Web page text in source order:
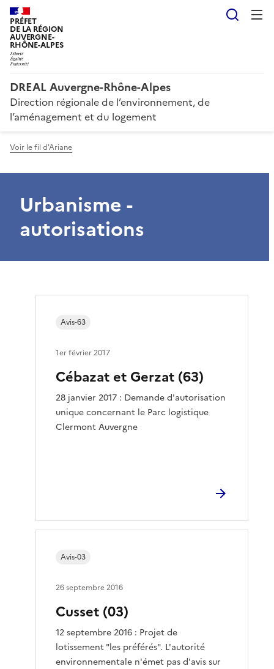
PRÉFET
DE LA RÉGION
AUVERGNE-
RHÔNE-ALPES
DREAL Auvergne-Rhône-Alpes
Direction régionale de l’environnement, de
l’aménagement et du logement
Voir le fil d'Ariane
Urbanisme -
autorisations
Cébazat et Gerzat (63)
28 janvier 2017 : Demande d'autorisation
unique concernant le Parc logistique
Clermont Auvergne
Avis-63
1er février 2017
Cusset (03)
12 septembre 2016 : Projet de
lotissement "les préférés". L'autorité
environnementale n'émet pas d'avis sur
Avis-03
26 septembre 2016